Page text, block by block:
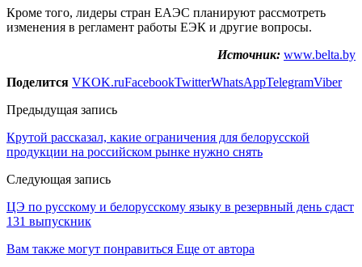
Кроме того, лидеры стран ЕАЭС планируют рассмотреть
изменения в регламент работы ЕЭК и другие вопросы.
Источник: www.belta.by
Поделится VKOK.ruFacebookTwitterWhatsAppTelegramViber
Предыдущая запись
Крутой рассказал, какие ограничения для белорусской
продукции на российском рынке нужно снять
Следующая запись
ЦЭ по русскому и белорусскому языку в резервный день сдаст
131 выпускник
Вам также могут понравиться Еще от автора